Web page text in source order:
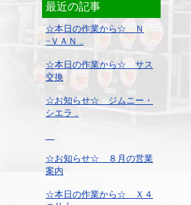
最近の記事
☆本日の作業から☆ Ｎ
−ＶＡＮ ..
☆本日の作業から☆ サス
交換
☆お知らせ☆ ジムニー・
シエラ ..
☆お知らせ☆ ８月の営業
案内
☆本日の作業から☆ Ｘ４